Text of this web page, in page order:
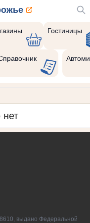
Гостиницы
нет
выдано Федеральной